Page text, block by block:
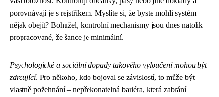
porovnávají je s rejstříkem. Myslíte si, že byste mohli systém
nějak obejít? Bohužel, kontrolní mechanismy jsou dnes natolik
propracované, že šance je minimální.
Psychologické a sociální dopady takového vyloučení mohou být
zdrcující. Pro někoho, kdo bojoval se závislostí, to může být
vlastně požehnání – nepřekonatelná bariéra, která zabrání